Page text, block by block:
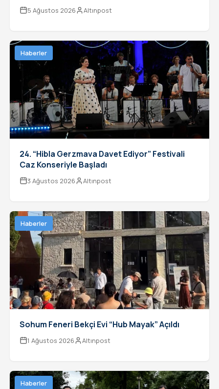
5 Ağustos 2026 Altınpost
Haberler
24. “Hibla Gerzmava Davet Ediyor” Festivali
Caz Konseriyle Başladı
3 Ağustos 2026 Altınpost
Haberler
Sohum Feneri Bekçi Evi “Hub Mayak” Açıldı
1 Ağustos 2026 Altınpost
Haberler